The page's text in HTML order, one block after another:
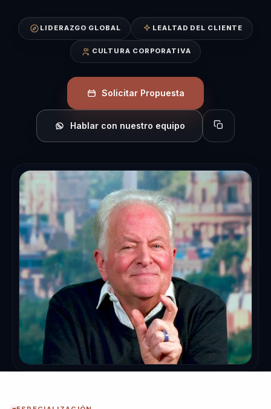
LIDERAZGO GLOBAL LEALTAD DEL CLIENTE
CULTURA CORPORATIVA
Solicitar Propuesta
Hablar con nuestro equipo Copiar perfil